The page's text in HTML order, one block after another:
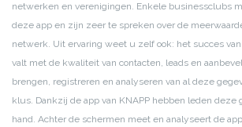
netwerken en verenigingen. Enkele businessclubs
deze app en zijn zeer te spreken over de
netwerk. Uit ervaring weet u zelf ook: het succes
valt met de kwaliteit van contacten, leads en
brengen, registreren en analyseren van al deze
klus. Dankzij de app van KNAPP hebben leden deze
hand. Achter de schermen meet en analyseert de